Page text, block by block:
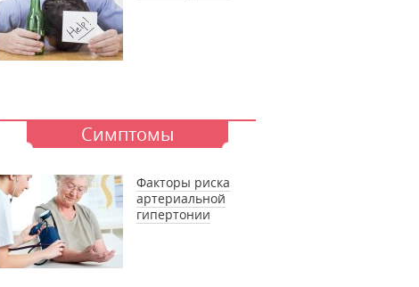
Симптомы
Факторы риска
артериальной
гипертонии